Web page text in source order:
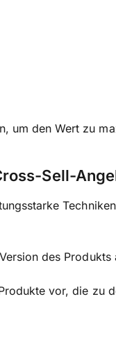
um den Wert zu
Sell-
des Produkts
vor, die zu